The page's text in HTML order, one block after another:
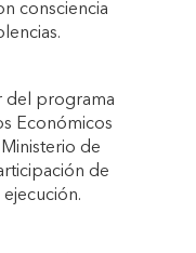
consciencia
del programa
Económicos
de
de